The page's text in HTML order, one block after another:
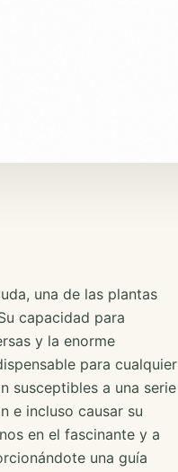
una de las plantas
capacidad para
y la enorme
para cualquier
susceptibles a una serie
e incluso causar su
en el fascinante y a
una guía